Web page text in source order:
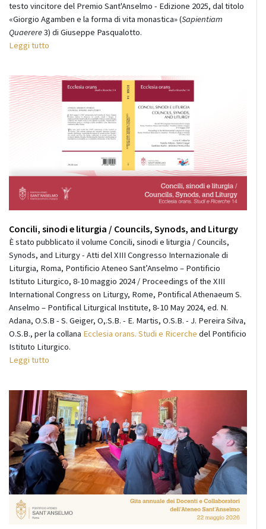
testo vincitore del Premio Sant'Anselmo - Edizione 2025, dal titolo
«Giorgio Agamben e la forma di vita monastica» (Sapientiam
Quaerere3) di Giuseppe Pasqualotto.
Leggi tutto
Concili, sinodi e liturgia / Councils, Synods, and Liturgy
È stato pubblicato il volume Concili, sinodi e liturgia / Councils,
Synods, and Liturgy - Atti del XIII Congresso Internazionale di
Liturgia, Roma, Pontificio Ateneo Sant’Anselmo – Pontificio
Istituto Liturgico, 8-10 maggio 2024 / Proceedings of the XIII
International Congress on Liturgy, Rome, Pontifical Athenaeum S.
Anselmo – Pontifical Liturgical Institute, 8-10 May 2024, ed. N.
Adana, O.S.B - S. Geiger, O,.S.B. - E. Martis, O.S.B. - J. Pereira Silva,
O.S.B., per la collana Ecclesia orans. Studi e Ricerche del Pontificio
Istituto Liturgico.
Leggi tutto